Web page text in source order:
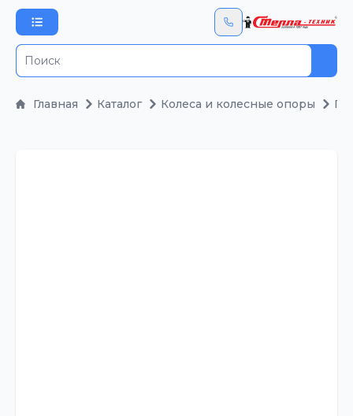
Главная Каталог Колеса и колесные опоры По